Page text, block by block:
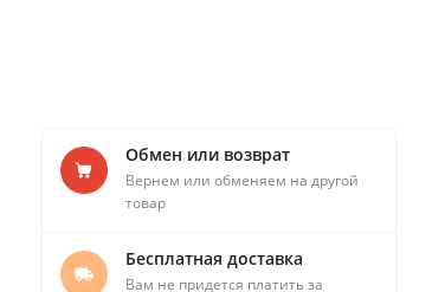
Обмен или возврат
Вернем или обменяем на другой
товар
Бесплатная доставка
Вам не придется платить за